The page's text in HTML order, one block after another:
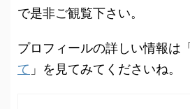
で是非ご観覧下さい。
プロフィールの詳しい情報は「
て 」を見てみてくださいね。